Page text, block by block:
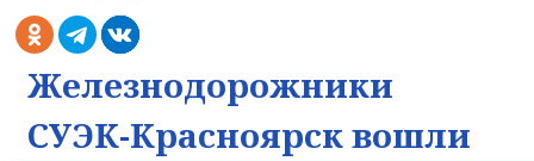
Железнодорожники
СУЭК-Красноярск вошли